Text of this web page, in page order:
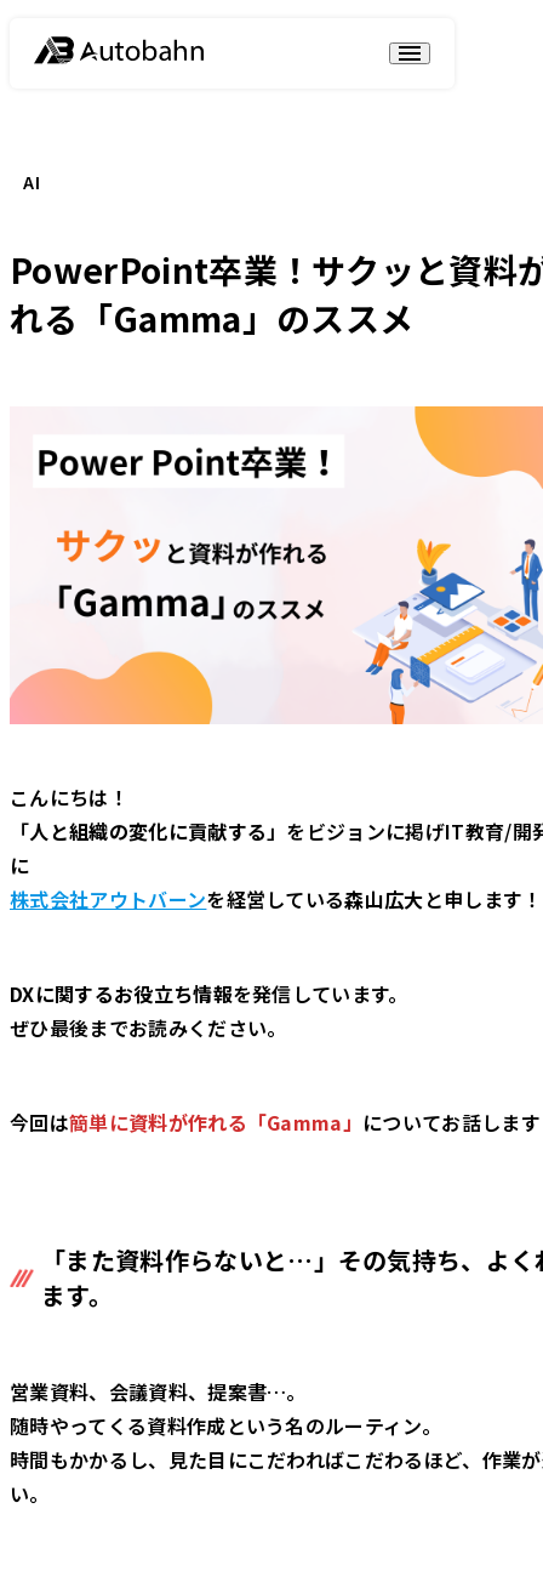
AI
PowerPoint卒業！サクッと資料
れる「Gamma」のススメ
こんにちは！
「人と組織の変化に貢献する 」をビジョンに掲げIT教育/開
に
株式会社アウトバーンを経営している森山広大と申します！
DXに関するお役立ち情報を発信しています。
ぜひ最後までお読みください。
今回は簡単に資料が作れる「Gamma」 についてお話しま
「また資料作らないと…」その気持ち、よ
ます。
営業資料、会議資料、提案書…。
随時やってくる資料作成という名のルーティン。
時間もかかるし、見た目にこだわればこだわるほど、作業
い。